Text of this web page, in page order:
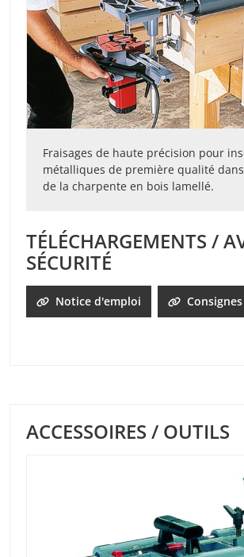
Fraisages de haute précision pour
métalliques de première qualité
de la charpente en bois lamellé.
TÉLÉCHARGEMENTS /
SÉCURITÉ
Notice d'emploi
ACCESSOIRES / OUTILS